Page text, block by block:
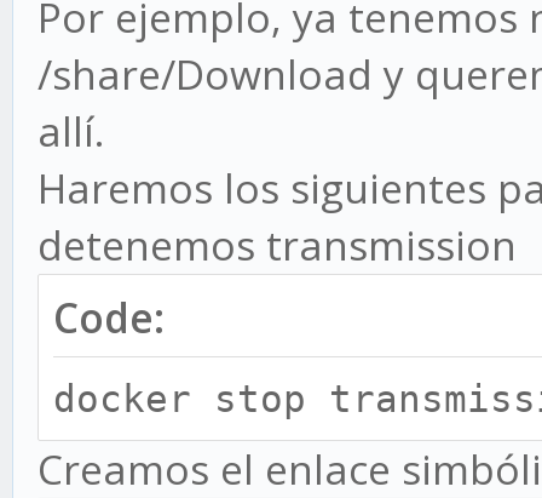
Por ejemplo, ya tenemos
/share/Download y
allí.
Haremos los siguientes
detenemos transmission
Code:
docker stop
Creamos el enlace